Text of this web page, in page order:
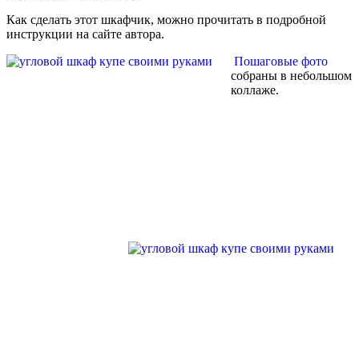
Как сделать этот шкафчик, можно прочитать в подробной
инструкции на сайте автора.
Пошаговые фото
собраны в небольшом
коллаже.